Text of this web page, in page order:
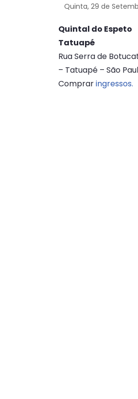
Quinta, 29 de
Quintal do Espeto
Tatuapé
Rua Serra de
– Tatuapé – São
Compraringressos.